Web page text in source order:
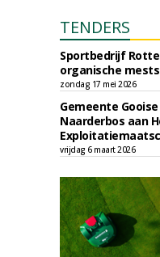
TENDERS
Sportbedrijf
organische
zondag 17 mei 2026
Gemeente
Naarderbos aan
vrijdag 6 maart 2026